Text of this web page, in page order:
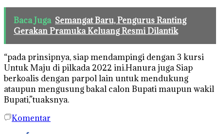
Baca Juga Semangat Baru, Pengurus Ranting
Gerakan Pramuka Keluang Resmi Dilantik
“pada prinsipnya, siap mendampingi dengan 3 kursi
Untuk Maju di pilkada 2022 ini.Hanura juga Siap
berkoalis dengan parpol lain untuk mendukung
ataupun mengusung bakal calon Bupati maupun wakil
Bupati,”tuaksnya.
Komentar